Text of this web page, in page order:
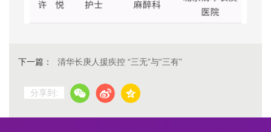
下一篇： 清华长庚人援疾控 “三无”与“三有”
分享到: